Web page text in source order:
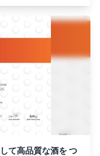
て高品質な酒を つ